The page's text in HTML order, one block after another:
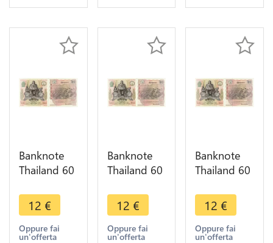
Banknote
Thailand 60
IX1987
UNC ->
Make offer
12 €
Oppure fai
un'offerta
Banknote
Thailand 60
IX1987
UNC ->
Make offer
12 €
Oppure fai
un'offerta
Banknote
Thailand 60
IX1987
UNC ->
Make offer
12 €
Oppure fai
un'offerta